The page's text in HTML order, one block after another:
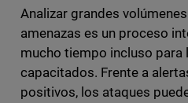
Analizar grandes
amenazas es un proceso
mucho tiempo incluso para
capacitados. Frente a
positivos, los ataques